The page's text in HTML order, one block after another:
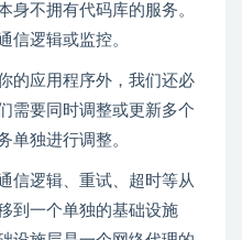
身不拥有代码库的服务。
信逻辑或监控。
的应用程序外，我们还必
需要同时调整或更新多个
单独进行调整。
信逻辑、重试、超时等从
到一个单独的基础设施